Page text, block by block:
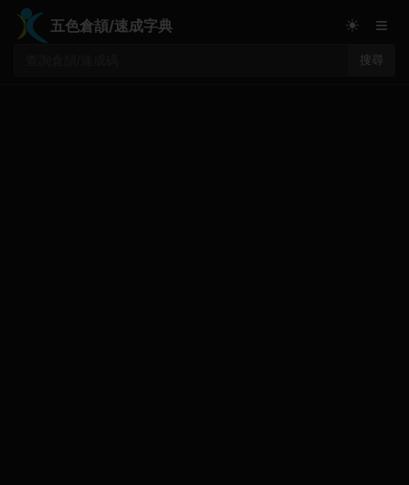
五色倉頡/速成字典
搜尋
☀ ≡